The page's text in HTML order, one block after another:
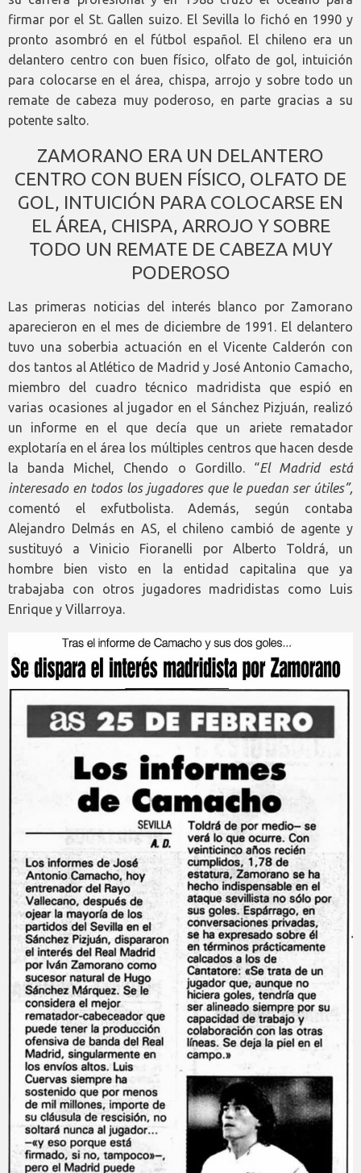
firmar por el St. Gallen suizo. El Sevilla lo fichó en 1990 y
pronto asombró en el fútbol español. El chileno era un
delantero centro con buen físico, olfato de gol, intuición
para colocarse en el área, chispa, arrojo y sobre todo un
remate de cabeza muy poderoso, en parte gracias a su
potente salto.
ZAMORANO ERA UN DELANTERO
CENTRO CON BUEN FÍSICO, OLFATO DE
GOL, INTUICIÓN PARA COLOCARSE EN
EL ÁREA, CHISPA, ARROJO Y SOBRE
TODO UN REMATE DE CABEZA MUY
PODEROSO
Las primeras noticias del interés blanco por Zamorano
aparecieron en el mes de diciembre de 1991. El delantero
tuvo una soberbia actuación en el Vicente Calderón con
dos tantos al Atlético de Madrid y José Antonio Camacho,
miembro del cuadro técnico madridista que espió en
varias ocasiones al jugador en el Sánchez Pizjuán, realizó
un informe en el que decía que un ariete rematador
explotaría en el área los múltiples centros que hacen desde
la banda Michel, Chendo o Gordillo. “El Madrid está
interesado en todos los jugadores que le puedan ser útiles”,
comentó el exfutbolista. Además, según contaba
Alejandro Delmás en AS, el chileno cambió de agente y
sustituyó a Vinicio Fioranelli por Alberto Toldrá, un
hombre bien visto en la entidad capitalina que ya
trabajaba con otros jugadores madridistas como Luis
Enrique y Villarroya.